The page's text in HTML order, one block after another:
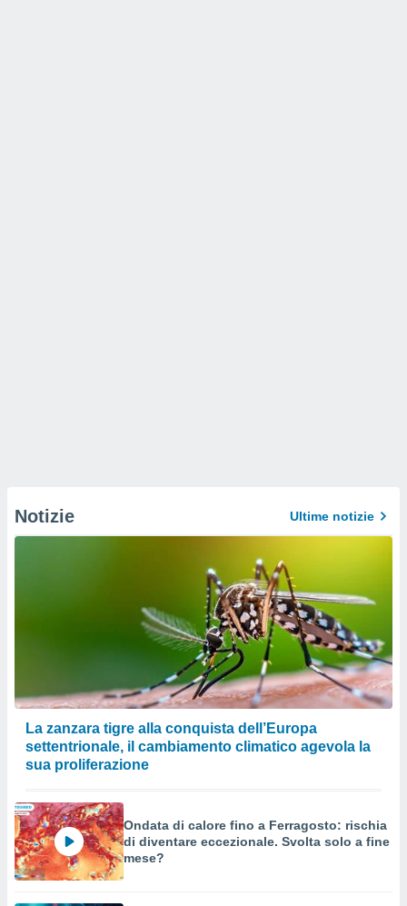
Notizie Ultime notizie
La zanzara tigre alla conquista dell’Europa
settentrionale, il cambiamento climatico agevola la
sua proliferazione
Ondata di calore fino a Ferragosto: rischia
di diventare eccezionale. Svolta solo a fine
mese?